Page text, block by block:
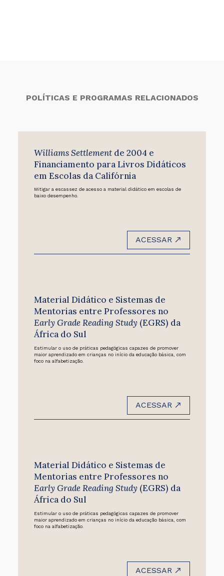
POLÍTICAS E PROGRAMAS RELACIONADOS
Williams Settlementde 2004 e
Financiamento para Livros Didáticos
em Escolas da Califórnia
Mitigar a escassez de acesso a material didático em escolas de
baixo desempenho.
ACESSAR
Material Didático e Sistemas de
Mentorias entre Professores no
Early Grade Reading Study(EGRS) da
África do Sul
Estimular o uso de práticas pedagógicas capazes de promover
maior aprendizado em crianças no início da educação básica, com
foco na alfabetização.
ACESSAR
Material Didático e Sistemas de
Mentorias entre Professores no
Early Grade Reading Study(EGRS) da
África do Sul
Estimular o uso de práticas pedagógicas capazes de promover
maior aprendizado em crianças no início da educação básica, com
foco na alfabetização.
ACESSAR